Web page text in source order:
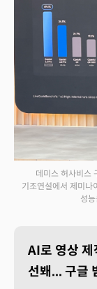
데미스 허사비스
기조연설에서 제미
성
AI로 영상 제
선봬... 구글